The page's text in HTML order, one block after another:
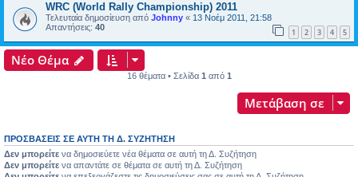
WRC (World Rally Championship) 2011
Τελευταία δημοσίευση από Johnny « 13 Νοέμ 2011, 21:58
Απαντήσεις: 40 1 2 3 4 5
Νέο Θέμα
16 θέματα • Σελίδα 1 από 1
Μετάβαση σε
ΠΡΟΣΒΆΣΕΙΣ ΣΕ ΑΥΤΉ ΤΗ Δ. ΣΥΖΉΤΗΣΗ
Δεν μπορείτε να δημοσιεύετε νέα θέματα σε αυτή τη Δ. Συζήτηση
Δεν μπορείτε να απαντάτε σε θέματα σε αυτή τη Δ. Συζήτηση